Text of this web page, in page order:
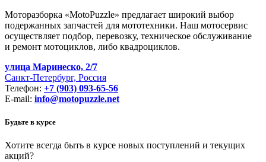
Моторазборка «MotoPuzzle» предлагает широкий выбор
подержанных запчастей для мототехники. Наш мотосервис
осуществляет подбор, перевозку, техническое обслуживание
и ремонт мотоциклов, либо квадроциклов.
улица Маринеско, 2/7
Санкт-Петербург, Россия
Телефон: +7 (903) 093-65-56
E-mail: info@motopuzzle.net
Будьте в курсе
Хотите всегда быть в курсе новых поступлений и текущих
акций?